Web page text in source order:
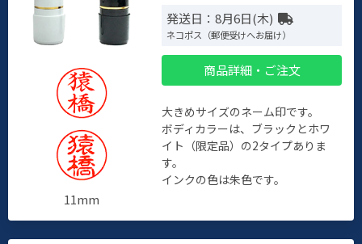
11mm
発送日：8月6日(木)
ネコポス（郵便受けへお届け）
商品詳細・ご注文
大きめサイズのネーム印です。
ボディカラーは、ブラックとホワ
イト（限定品）の2タイプありま
す。
インクの色は朱色です。